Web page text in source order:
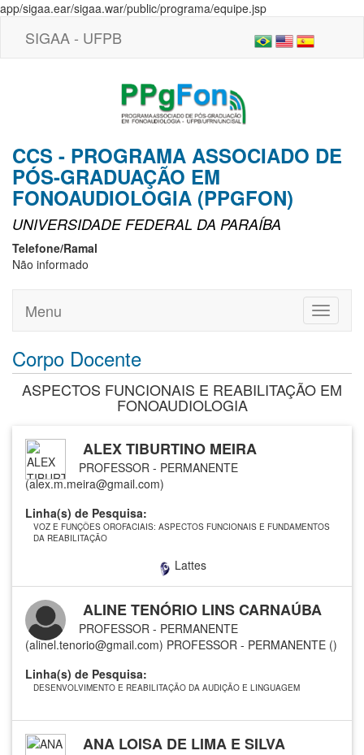
app/sigaa.ear/sigaa.war/public/programa/equipe.jsp
SIGAA - UFPB
CCS - PROGRAMA ASSOCIADO DE
PÓS-GRADUAÇÃO EM
FONOAUDIOLOGIA (PPGFON)
UNIVERSIDADE FEDERAL DA PARAÍBA
Telefone/Ramal
Não informado
Toggle
Menu
Corpo Docente
ASPECTOS FUNCIONAIS E REABILITAÇÃO EM
FONOAUDIOLOGIA
ALEX TIBURTINO MEIRA
PROFESSOR - PERMANENTE
(alex.m.meira@gmail.com)
Linha(s) de Pesquisa:
VOZ E FUNÇÕES OROFACIAIS: ASPECTOS FUNCIONAIS E FUNDAMENTOS
DA REABILITAÇÃO
Lattes
ALINE TENÓRIO LINS CARNAÚBA
PROFESSOR - PERMANENTE
(alinel.tenorio@gmail.com) PROFESSOR - PERMANENTE ()
Linha(s) de Pesquisa:
DESENVOLVIMENTO E REABILITAÇÃO DA AUDIÇÃO E LINGUAGEM
ANA LOISA DE LIMA E SILVA